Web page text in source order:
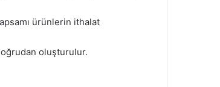
ürünlerin ithalat
oluşturulur.